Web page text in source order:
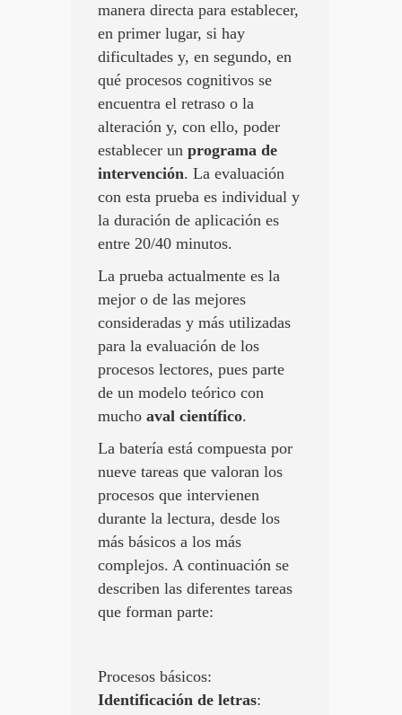
manera directa para establecer,
en primer lugar, si hay
dificultades y, en segundo, en
qué procesos cognitivos se
encuentra el retraso o la
alteración y, con ello, poder
establecer un programa de
intervención. La evaluación
con esta prueba es individual y
la duración de aplicación es
entre 20/40 minutos.
La prueba actualmente es la
mejor o de las mejores
consideradas y más utilizadas
para la evaluación de los
procesos lectores, pues parte
de un modelo teórico con
mucho aval científico.
La batería está compuesta por
nueve tareas que valoran los
procesos que intervienen
durante la lectura, desde los
más básicos a los más
complejos. A continuación se
describen las diferentes tareas
que forman parte:
Procesos básicos:
Identificación de letras: